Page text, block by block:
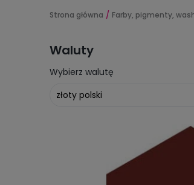
Strona główna Farby, pigmenty,
Waluty
Wybierz walutę